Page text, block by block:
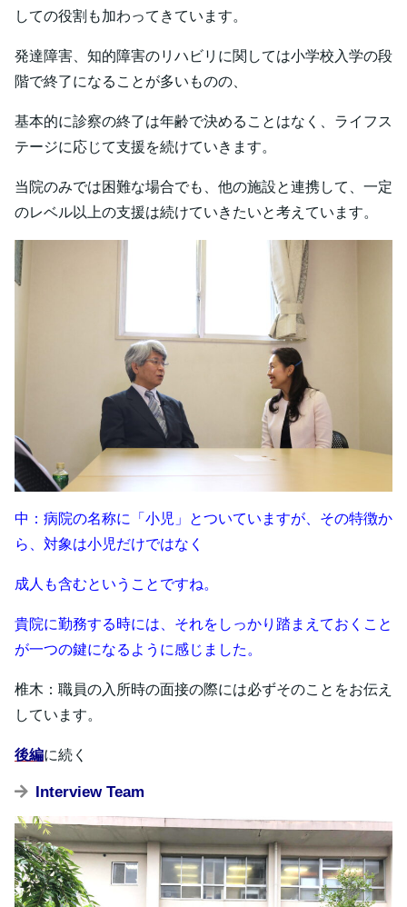
しての役割も加わってきています。
発達障害、知的障害のリハビリに関しては小学校入学の段
階で終了になることが多いものの、
基本的に診察の終了は年齢で決めることはなく、ライフス
テージに応じて支援を続けていきます。
当院のみでは困難な場合でも、他の施設と連携して、一定
のレベル以上の支援は続けていきたいと考えています。
中：病院の名称に「小児」とついていますが、その特徴か
ら、対象は小児だけではなく
成人も含むということですね。
貴院に勤務する時には、それをしっかり踏まえておくこと
が一つの鍵になるように感じました。
椎木：職員の入所時の面接の際には必ずそのことをお伝え
しています。
後編に続く
Interview Team